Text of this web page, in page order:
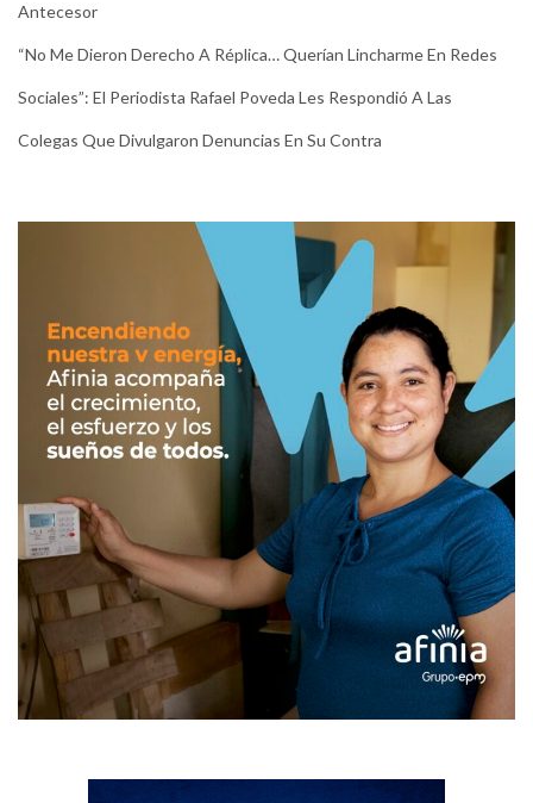
Antecesor
“No Me Dieron Derecho A Réplica… Querían Lincharme En Redes
Sociales”: El Periodista Rafael Poveda Les Respondió A Las
Colegas Que Divulgaron Denuncias En Su Contra